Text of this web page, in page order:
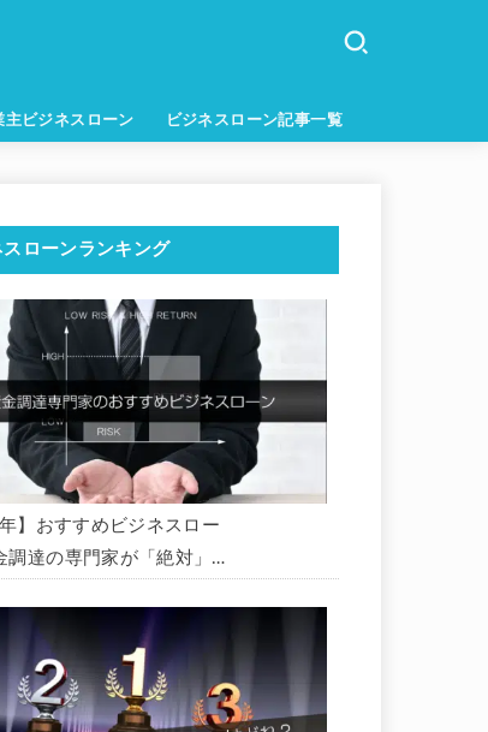
主ビジネスローン ビジネスローン記事一覧
スローンランキング
】おすすめビジネスロー
調達の専門家が「絶対」に
ン・商工ローンランキング